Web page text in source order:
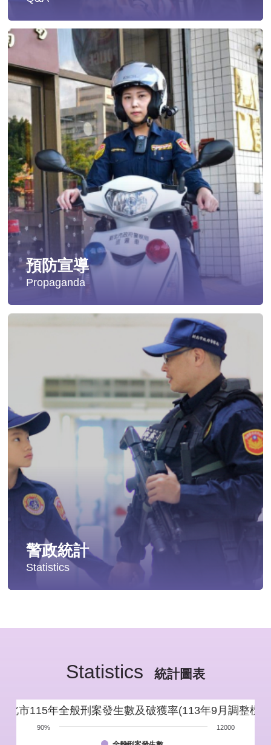
遭受性侵害時，可向哪些單位求助？
發生性侵害案件後，我可以請社工陪同嗎?
發生性侵害案件後，我需要去驗傷嗎?
遇到性騷擾案件之處理？
當你遭受到家庭暴力時該如何處理？
如何執行家庭暴力加害人訪查、訪查對象及期間為何?
預防宣導
Propaganda
影音專區
交通安全
警政統計
Statistics
新北市重要警政統計指標
警政性別統計
警政統計通報
Statistics 統計圖表
北市115年全般刑案發生數及破獲率(113年9月調整標
90% 12000